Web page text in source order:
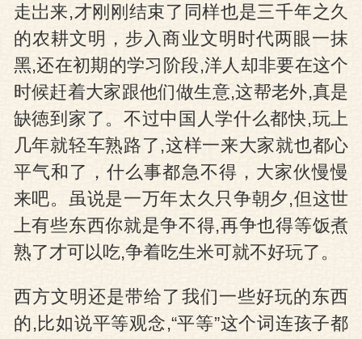
走岀来,才刚刚结束了同样也是三千年之久
的农耕文明，步入商业文明时代两眼一抹
黑,还在初期的学习阶段,洋人却非要在这个
时候赶着大家跟他们做生意,这帮老外,真是
缺徳到家了。不过中国人学什么都快,玩上
几年就轻车熟路了,这样一来大家就也都心
平气和了，什么事都急不得，大家伙慢慢
来吧。虽说是一万年太久只争朝夕,但这世
上有些东西你就是争不得,再争也得等饭煮
熟了才可以吃,争着吃生米可就不好玩了。
西方文明还是带给了我们一些好玩的东西
的,比如说平等观念,“平等”这个词连孩子都